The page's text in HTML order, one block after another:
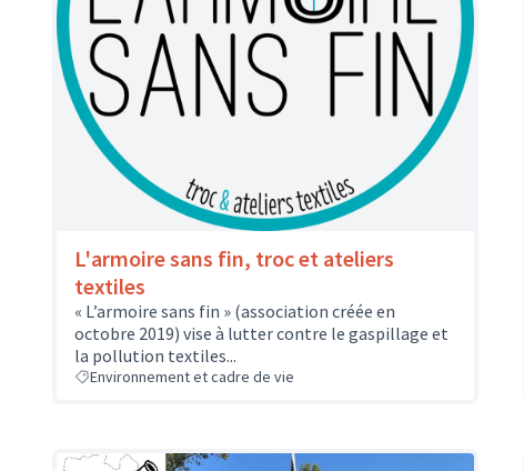
L'armoire sans fin, troc et ateliers
textiles
« L’armoire sans fin » (association créée en
octobre 2019) vise à lutter contre le gaspillage et
la pollution textiles...
Environnement et cadre de vie